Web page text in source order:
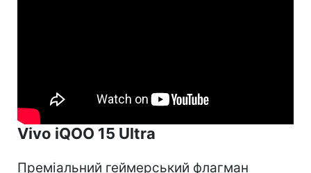
Vivo iQOO 15 Ultra
Преміальний геймерський флагман